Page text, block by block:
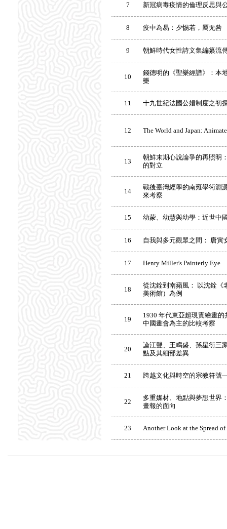
7 新冠病毒疫情的倫理反思與
8 疫中為易：夕惕若，厲无咎
9 朝鮮時代女性詩文集編纂流
10
錢德明的《聖樂經譜》：本
樂
11 十九世紀法國公娼制度之初
12 The World and Japan:
13
朝鮮末期心說論爭的再照明
的對立
14
戰後臺灣經學的南雍學術淵
來考察
15 幼蒙、幼慧與幼學：近世中
16 自我與多元觀眾之間： 唐寅
17 Henry Miller's Painterly Eye
18
從沈銓到南蘋風： 以沈銓《
美術館）為例
19
1930 年代東亞超現實繪畫
中國畫會為主的比較考察
20
論江聲、王鳴盛、孫星衍三
點及其細部差異
21 跨越文化與時空的宗教符號
22
多重媒材、地點與夢想世界
畫報的面向
23 Another Look at the Spread